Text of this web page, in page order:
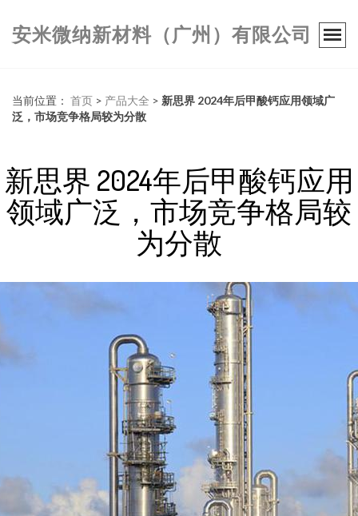
安米微纳新材料（广州）有限公司
当前位置： 首页 > 产品大全 > 新思界 2024年后甲酸钙应用领域广
泛，市场竞争格局较为分散
新思界 2024年后甲酸钙应用
领域广泛，市场竞争格局较
为分散